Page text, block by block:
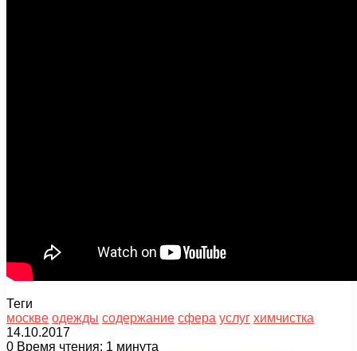
Теги
москве одежды содержание сфера услуг химчистка
14.10.2017
0 Время чтения: 1 минута